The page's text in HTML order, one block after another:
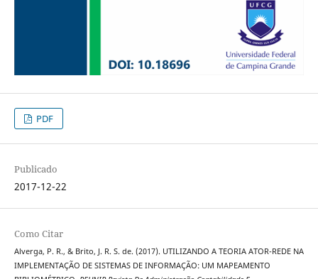
PDF
Publicado
2017-12-22
Como Citar
Alverga, P. R., & Brito, J. R. S. de. (2017). UTILIZANDO A TEORIA ATOR-REDE NA
IMPLEMENTAÇÃO DE SISTEMAS DE INFORMAÇÃO: UM MAPEAMENTO